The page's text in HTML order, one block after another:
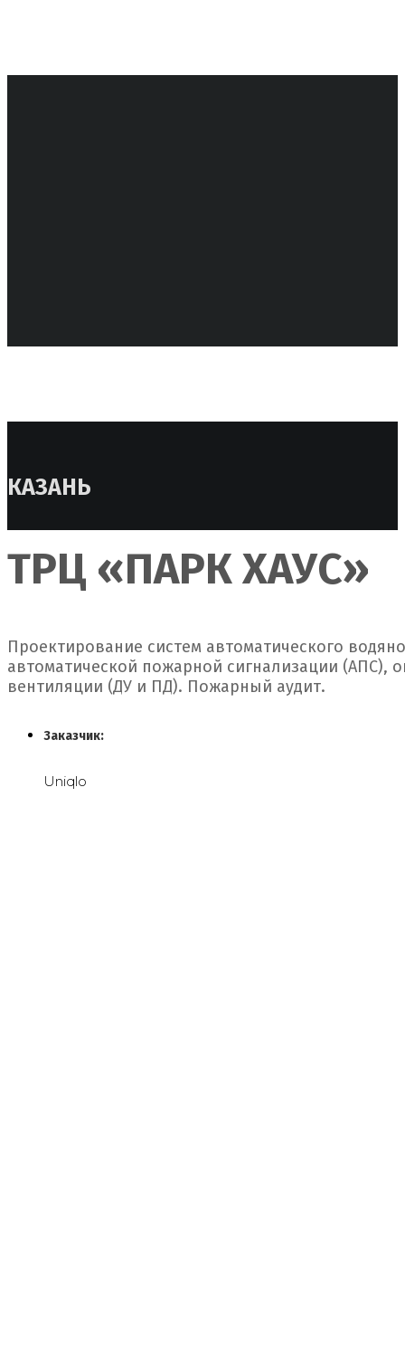
КАЗАНЬ
ТРЦ «ПАРК ХАУС»
Проектирование систем автоматического
автоматической пожарной сигнализации
вентиляции (ДУ и ПД). Пожарный аудит.
Заказчик:
Uniqlo